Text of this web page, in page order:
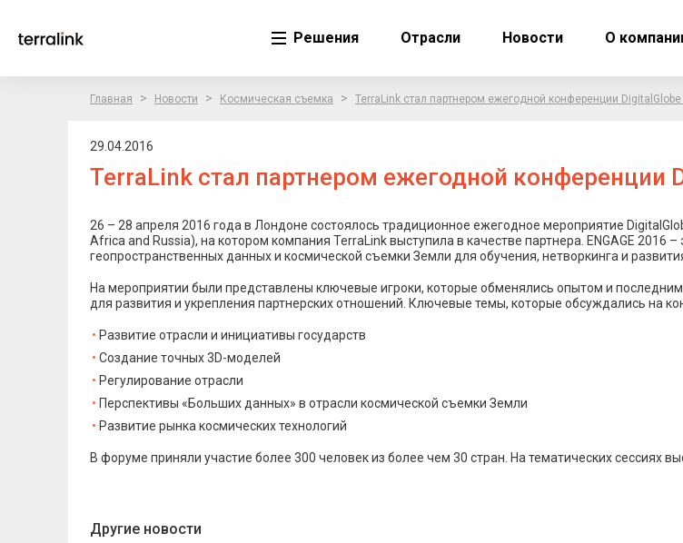
Решения Отрасли Новости О
Главная > Новости > Космическая съемка > TerraLink стал партнером ежегодной конференции
29.04.2016
TerraLink стал партнером ежегодной конференции
26 – 28 апреля 2016 года в Лондоне состоялось традиционное ежегодное мероприятие
Africa and Russia), на котором компания TerraLink выступила в качестве партнера. ENGAGE
геопространственных данных и космической съемки Земли для обучения, нетворкинга и
На мероприятии были представлены ключевые игроки, которые обменялись опытом и
для развития и укрепления партнерских отношений. Ключевые темы, которые обсуждались на
Развитие отрасли и инициативы государств
Создание точных 3D-моделей
Регулирование отрасли
Перспективы «Больших данных» в отрасли космической съемки Земли
Развитие рынка космических технологий
В форуме приняли участие более 300 человек из более чем 30 стран. На тематических сессиях
Другие новости